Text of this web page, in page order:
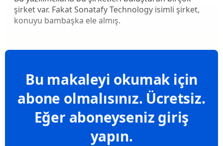
şirket var. Fakat Sonatafy Technology isimli şirket,
konuyu bambaşka ele almış.
Bu makaleyi okumak için
abone olmalısınız. Ücretsiz.
Eğer aboneyseniz giriş
yapın.